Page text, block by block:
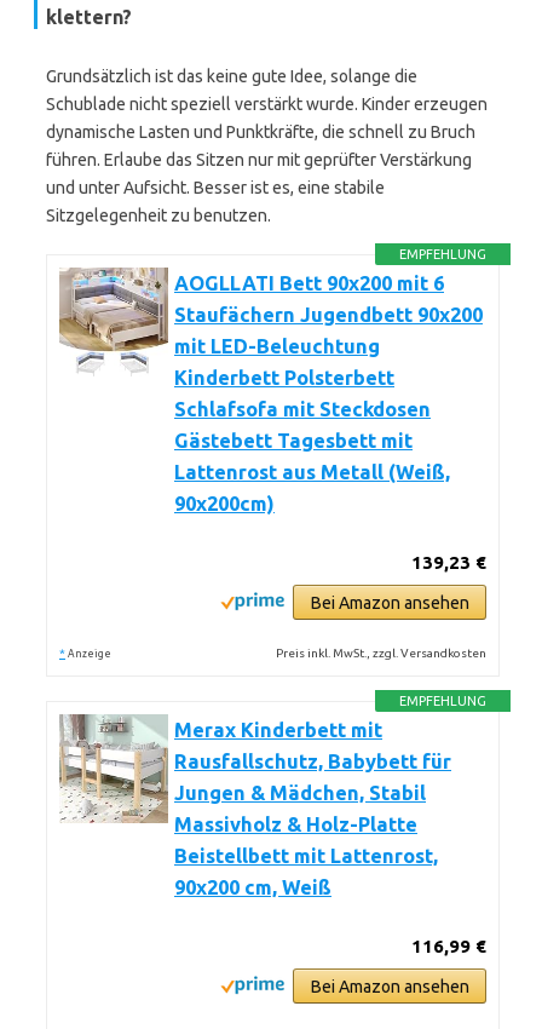
klettern?
Grundsätzlich ist das keine gute Idee, solange die
Schublade nicht speziell verstärkt wurde. Kinder erzeugen
dynamische Lasten und Punktkräfte, die schnell zu Bruch
führen. Erlaube das Sitzen nur mit geprüfter Verstärkung
und unter Aufsicht. Besser ist es, eine stabile
Sitzgelegenheit zu benutzen.
EMPFEHLUNG
AOGLLATI Bett 90x200 mit 6
Staufächern Jugendbett 90x200
mit LED-Beleuchtung
Kinderbett Polsterbett
Schlafsofa mit Steckdosen
Gästebett Tagesbett mit
Lattenrost aus Metall (Weiß,
90x200cm)
139,23 €
Bei Amazon ansehen
* Anzeige Preis inkl. MwSt., zzgl. Versandkosten
EMPFEHLUNG
Merax Kinderbett mit
Rausfallschutz, Babybett für
Jungen & Mädchen, Stabil
Massivholz & Holz-Platte
Beistellbett mit Lattenrost,
90x200 cm, Weiß
116,99 €
Bei Amazon ansehen